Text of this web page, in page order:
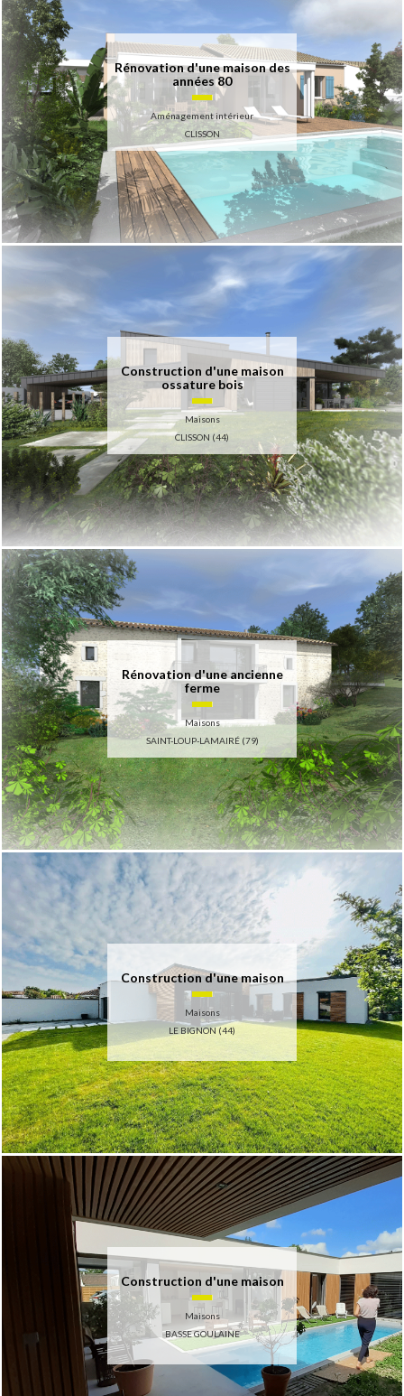
Rénovation d'une maison des
années 80
Aménagement intérieur
CLISSON
Construction d'une maison
ossature bois
Maisons
CLISSON (44)
Rénovation d'une ancienne
ferme
Maisons
SAINT-LOUP-LAMAIRÉ (79)
Construction d'une maison
Maisons
LE BIGNON (44)
Construction d'une maison
Maisons
BASSE GOULAINE